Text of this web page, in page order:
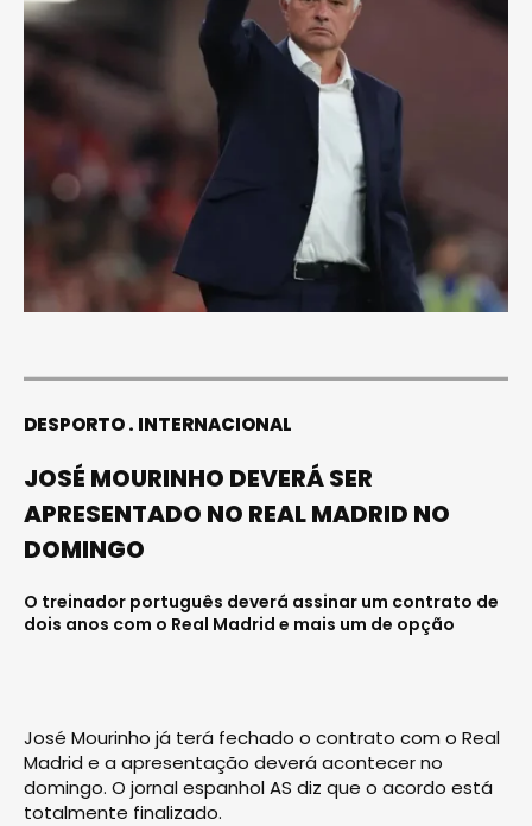
DESPORTO INTERNACIONAL
JOSÉ MOURINHO DEVERÁ SER
APRESENTADO NO REAL MADRID NO
DOMINGO
O treinador português deverá assinar um contrato de
dois anos com o Real Madrid e mais um de opção
José Mourinho já terá fechado o contrato com o Real
Madrid e a apresentação deverá acontecer no
domingo. O jornal espanhol AS diz que o acordo está
totalmente finalizado.